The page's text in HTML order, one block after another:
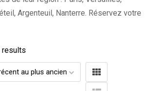
Argenteuil, Nanterre. Réservez votre
results